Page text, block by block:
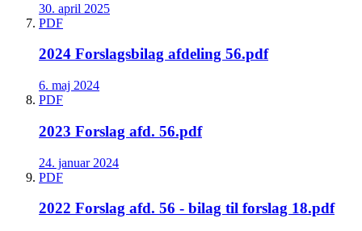
30. april 2025
PDF
2024 Forslagsbilag afdeling 56.pdf
6. maj 2024
PDF
2023 Forslag afd. 56.pdf
24. januar 2024
PDF
2022 Forslag afd. 56 - bilag til forslag 18.pdf